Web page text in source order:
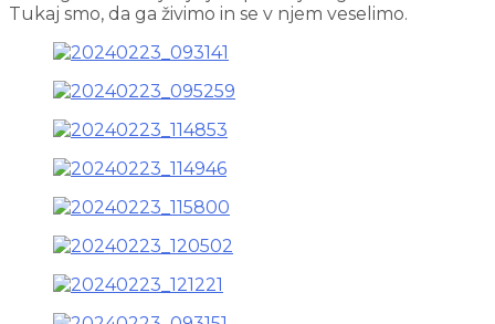
Tukaj smo, da ga živimo in se v njem veselimo.